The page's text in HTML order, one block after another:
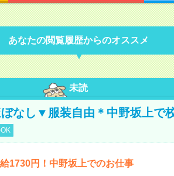
あなたの閲覧履歴からのオススメ
未読
ぼなし▼服装自由＊中野坂上で
1730円！中野坂上でのお仕事